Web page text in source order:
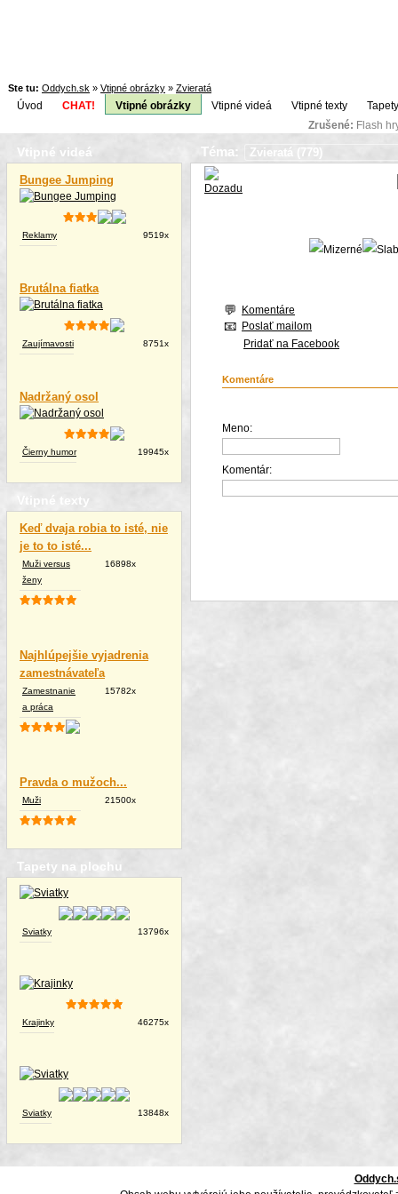
Ste tu: Oddych.sk » Vtipné obrázky » Zvieratá
Úvod CHAT! Vtipné obrázky Vtipné videá Vtipné texty
Zrušené: Flash
Vtipné videá
Bungee Jumping
Reklamy 9519x
Brutálna fiatka
Zaujímavosti 8751x
Nadržaný osol
Čierny humor 19945x
Vtipné texty
Keď dvaja robia to isté, nie
je to to isté...
Muži versus
ženy
16898x
Najhlúpejšie vyjadrenia
zamestnávateľa
Zamestnanie
a práca
15782x
Pravda o mužoch...
Muži 21500x
Tapety na plochu
Sviatky 13796x
Krajinky 46275x
Sviatky 13848x
Téma:
Komentáre
Poslať mailom
Pridať na Facebook
Komentáre
Meno:
Komentár: